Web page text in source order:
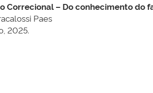
Correcional – Do conhecimento do
Paes
2025.